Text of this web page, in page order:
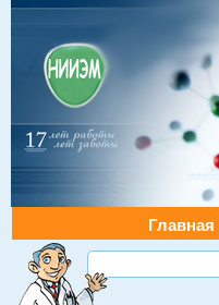
Главная